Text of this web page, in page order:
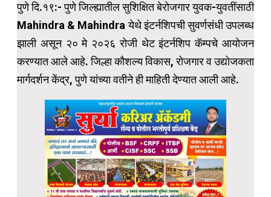
पुणे दि.१९:- पुणे जिल्ह्यातील सुशिक्षित बेरोजगार युवक-युवतींसाठी
Mahindra & Mahindra येथे इंटर्नशिपची सुवर्णसंधी उपलब्ध
झाली असून २० मे २०२६ रोजी थेट इंटर्नशिप कॅम्पचे आयोजन
करण्यात आले आहे. जिल्हा कौशल्य विकास, रोजगार व उद्योजकता
मार्गदर्शन केंद्र, पुणे यांच्या वतीने ही माहिती देण्यात आली आहे.